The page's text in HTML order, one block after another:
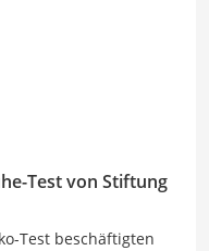
Test von Stiftung
Test beschäftigten